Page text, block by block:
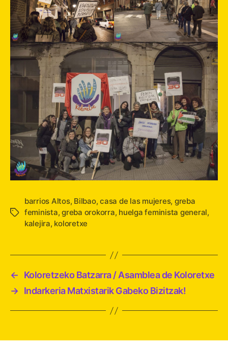
Etiquetas
barrios Altos, Bilbao,casa de las mujeres, greba
feminista,greba orokorra, huelga feminista general,
kalejira, koloretxe
←
Koloretzeko Batzarra / Asamblea de Koloretxe
→ Indarkeria Matxistarik Gabeko Bizitzak!